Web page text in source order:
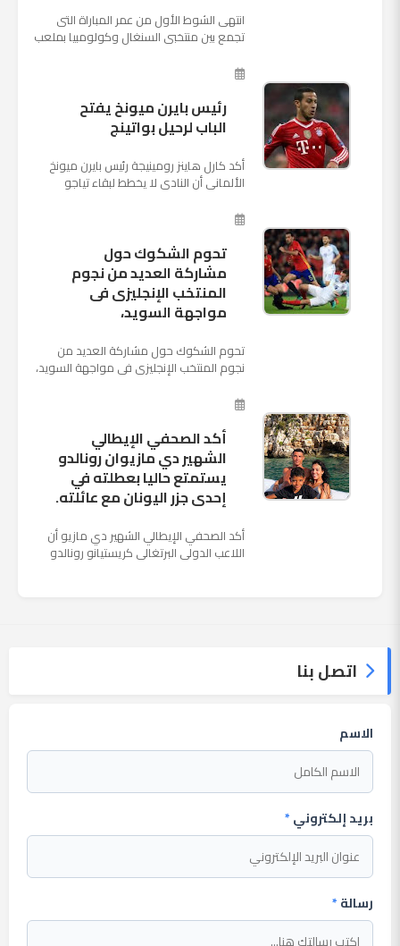
انتهى الشوط الأول من عمر المباراة التى
تجمع بين منتخبى السنغال وكولومبيا بملعب
الثالثة والأ...
رئيس بايرن ميونخ يفتح
الباب لرحيل بواتينج
أكد كارل هاينز رومينيجة رئيس بايرن ميونخ
الألمانى أن النادى لا يخطط لبقاء تياجو
وأنه سيستم...
تحوم الشكوك حول
مشاركة العديد من نجوم
المنتخب الإنجليزى فى
مواجهة السويد،
تحوم الشكوك حول مشاركة العديد من
نجوم المنتخب الإنجليزى فى مواجهة السويد،
ملعب "كوزموس آ...
أكد الصحفي الإيطالي
الشهير دي مازيوان رونالدو
يستمتع حاليا بعطلته في
إحدى جزر اليونان مع عائلته.
أكد الصحفي الإيطالي الشهير دي مازيو أن
اللاعب الدولي البرتغالي كريستيانو رونالدو
اتصل بنا
الاسم
بريد إلكتروني*
رسالة*